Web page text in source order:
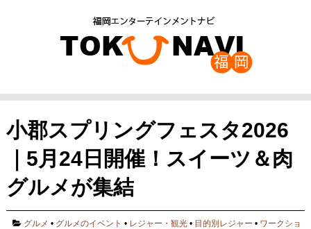
小郡スプリングフェスタ2026
｜5月24日開催！スイーツ＆肉
グルメが集結
グルメ • グルメのイベント • レジャー・観光 • 目的別レジャー • ワークショ